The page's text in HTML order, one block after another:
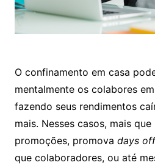
O confinamento em casa
mentalmente os colabores
fazendo seus rendimentos
mais. Nesses casos, mais
promoções, promova days
que colaboradores, ou até